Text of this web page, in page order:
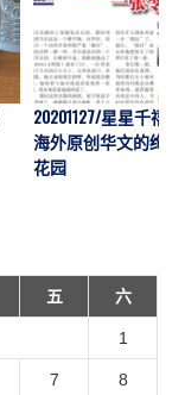
20201127/星星千禧：
海外原创华文的绚丽
花园
五 六
1
7 8